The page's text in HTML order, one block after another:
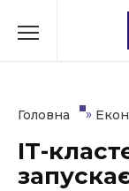
до
Культура
Головна »
ІТ-